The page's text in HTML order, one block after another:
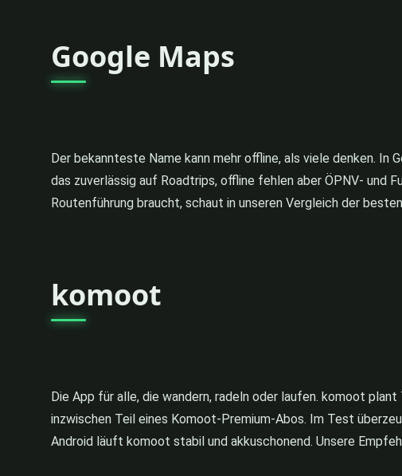
Google Maps
Der bekannteste Name kann mehr offline, als viele denken.
das zuverlässig auf Roadtrips, offline fehlen aber ÖPNV- und
Routenführung braucht, schaut in unseren Vergleich der besten
komoot
Die App für alle, die wandern, radeln oder laufen. komoot
inzwischen Teil eines Komoot-Premium-Abos. Im Test
Android läuft komoot stabil und akkuschonend. Unsere